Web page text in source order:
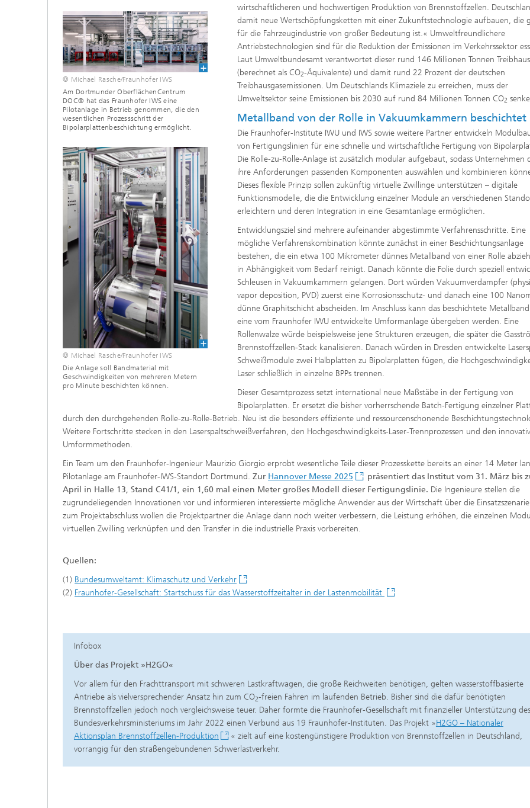
© Michael Rasche/Fraunhofer IWS
Am Dortmunder OberflächenCentrum
DOC® hat das Fraunhofer IWS eine
Pilotanlage in Betrieb genommen, die den
wesentlichen Prozessschritt der
Bipolarplattenbeschichtung ermöglicht.
© Michael Rasche/Fraunhofer IWS
Die Anlage soll Bandmaterial mit
Geschwindigkeiten von mehreren Metern
pro Minute beschichten können.
wirtschaftlicheren und hochwertigen Produktion von Brennstoffzellen.
damit neue Wertschöpfungsketten mit einer Zukunftstechnologie aufbauen, die
für die Fahrzeugindustrie von großer Bedeutung ist.« Umweltfreundlichere
Antriebstechnologien sind für die Reduktion der Emissionen im Verkehrssektor
Laut Umweltbundesamt verantwortet dieser rund 146 Millionen Tonnen
(berechnet als CO2-Äquivalente) und damit rund 22 Prozent der deutschen
Treibhausgasemissionen. Um Deutschlands Klimaziele zu erreichen, muss der
Umweltsektor seine Emissionen bis 2030 auf rund 84 Millionen Tonnen CO2
Metallband von der Rolle in Vakuumkammern beschichtet
Die Fraunhofer-Institute IWU und IWS sowie weitere Partner entwickeln
von Fertigungslinien für eine schnelle und wirtschaftliche Fertigung von
Die Rolle-zu-Rolle-Anlage ist zusätzlich modular aufgebaut, sodass Unternehmen
ihre Anforderungen passenden Komponenten auswählen und kombinieren
Dieses flexible Prinzip sollen zukünftig virtuelle Zwillinge unterstützen – digitale
Funktionsmodelle, die die Entwicklung einzelner Module an verschiedenen
erleichtern und deren Integration in eine Gesamtanlage ermöglichen.
Entwicklungsziel sind mehrere aufeinander abgestimmte Verfahrensschritte. Eine
mögliche Verfahrenskombination könnte zunächst in einer Beschichtungsanlage
bestehen, die ein etwa 100 Mikrometer dünnes Metallband von einer Rolle
in Abhängigkeit vom Bedarf reinigt. Danach könnte die Folie durch speziell
Schleusen in Vakuumkammern gelangen. Dort würden Vakuumverdampfer
vapor deposition, PVD) zuerst eine Korrosionsschutz- und danach eine 100
dünne Graphitschicht abscheiden. Im Anschluss kann das beschichtete
eine vom Fraunhofer IWU entwickelte Umformanlage übergeben werden. Eine
Rollenwalze würde beispielsweise jene Strukturen erzeugen, die später die
Brennstoffzellen-Stack kanalisieren. Danach würden in Dresden entwickelte
Schweißmodule zwei Halbplatten zu Bipolarplatten fügen, die
Laser schließlich in einzelne BPPs trennen.
Dieser Gesamtprozess setzt international neue Maßstäbe in der Fertigung von
Bipolarplatten. Er ersetzt die bisher vorherrschende Batch-Fertigung einzelner
durch den durchgehenden Rolle-zu-Rolle-Betrieb. Neu ist die besonders effiziente und ressourcenschonende
Weitere Fortschritte stecken in den Laserspaltschweißverfahren, den Hochgeschwindigkeits-Laser-Trennprozessen und den
Umformmethoden.
Ein Team um den Fraunhofer-Ingenieur Maurizio Giorgio erprobt wesentliche Teile dieser Prozesskette bereits an einer 14 Meter
Pilotanlage am Fraunhofer-IWS-Standort Dortmund. Zur Hannover Messe 2025
präsentiert das Institut vom 31. März bis
April in Halle 13, Stand C41/1, ein 1,60 mal einen Meter großes Modell dieser Fertigungslinie. Die Ingenieure stellen die
zugrundeliegenden Innovationen vor und informieren interessierte mögliche Anwender aus der Wirtschaft über die
zum Projektabschluss wollen die Projektpartner die Anlage dann noch weiter verbessern, die Leistung erhöhen, die einzelnen
virtuellen Zwilling verknüpfen und den Transfer in die industrielle Praxis vorbereiten.
Quellen:
(1) Bundesumweltamt: Klimaschutz und Verkehr
(2) Fraunhofer-Gesellschaft: Startschuss für das Wasserstoffzeitalter in der Lastenmobilität
Infobox
Über das Projekt »H2GO«
Vor allem für den Frachttransport mit schweren Lastkraftwagen, die große Reichweiten benötigen, gelten wasserstoffbasierte
Antriebe als vielversprechender Ansatz hin zum CO2-freien Fahren im laufenden Betrieb. Bisher sind die dafür benötigten
Brennstoffzellen jedoch noch vergleichsweise teuer. Daher formte die Fraunhofer-Gesellschaft mit finanzieller Unterstützung des
Bundesverkehrsministeriums im Jahr 2022 einen Verbund aus 19 Fraunhofer-Instituten. Das Projekt »H2GO – Nationaler
Aktionsplan Brennstoffzellen-Produktion
« zielt auf eine kostengünstigere Produktion von Brennstoffzellen in Deutschland,
vorrangig für den straßengebundenen Schwerlastverkehr.